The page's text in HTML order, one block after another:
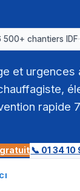
500+ chantiers IDF·
et urgences
rapide
📞 01 34 10